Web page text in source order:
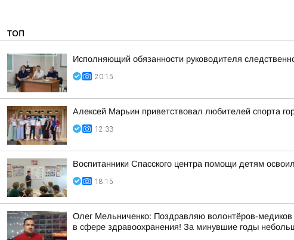
ТОП
Исполняющий обязанности руководителя
20:15
Алексей Марьин приветствовал любителей спорта
12:33
Воспитанники Спасского центра помощи детям
18:15
Олег Мельниченко: Поздравляю волонтёров-медиков
в сфере здравоохранения! За минувшие годы